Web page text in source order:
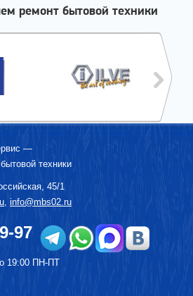
ремонт бытовой техники
—
техники
45/1
info@mbs02.ru
97
19:00 ПН-ПТ